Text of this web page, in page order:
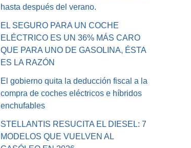
hasta después del verano.
EL SEGURO PARA UN COCHE
ELÉCTRICO ES UN 36% MÁS CARO
QUE PARA UNO DE GASOLINA, ÉSTA
ES LA RAZÓN
El gobierno quita la deducción fiscal a la
compra de coches eléctricos e híbridos
enchufables
STELLANTIS RESUCITA EL DIESEL: 7
MODELOS QUE VUELVEN AL